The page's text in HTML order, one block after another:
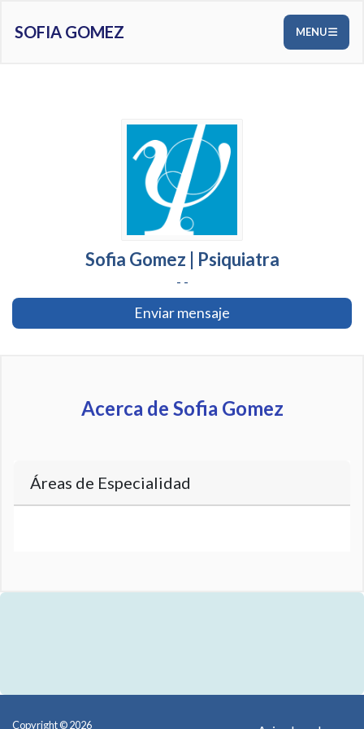
SOFIA GOMEZ MENU
Sofia Gomez | Psiquiatra
- -
Enviar mensaje
Acerca de Sofia Gomez
Áreas de Especialidad
Copyright © 2026